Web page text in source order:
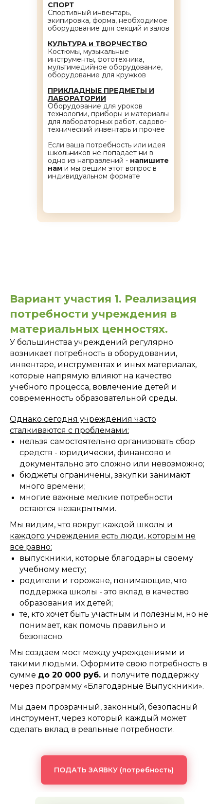
СПОРТ
Спортивный инвентарь,
экипировка, форма, необходимое
оборудование для секций и залов
КУЛЬТУРА и ТВОРЧЕСТВО
Костюмы, музыкальные
инструменты, фототехника,
мультимедийное оборудование,
оборудование для кружков
ПРИКЛАДНЫЕ ПРЕДМЕТЫ И
ЛАБОРАТОРИИ
Оборудование для уроков
технологии, приборы и материалы
для лабораторных работ, садово-
технический инвентарь и прочее
Если ваша потребность или идея
школьников не попадает ни в
одно из направлений - напишите
нам и мы решим этот вопрос в
индивидуальном формате
Вариант участия 1. Реализация
потребности учреждения в
материальных ценностях.
У большинства учреждений регулярно
возникает потребность в оборудовании,
инвентаре, инструментах и иных материалах,
которые напрямую влияют на качество
учебного процесса, вовлечение детей и
современность образовательной среды.
Однако сегодня учреждения часто
сталкиваются с проблемами:
нельзя самостоятельно организовать сбор
средств - юридически, финансово и
документально это сложно или невозможно;
бюджеты ограничены, закупки занимают
много времени;
многие важные мелкие потребности
остаются незакрытыми.
Мы видим, что вокруг каждой школы и
каждого учреждения есть люди, которым не
всё равно:
выпускники, которые благодарны своему
учебному месту;
родители и горожане, понимающие, что
поддержка школы - это вклад в качество
образования их детей;
те, кто хочет быть участным и полезным, но не
понимает, как помочь правильно и
безопасно.
Мы создаем мост между учреждениями и
такими людьми. Оформите свою потребность в
сумме до 20 000 руб. и получите поддержку
через программу «Благодарные Выпускники».
Мы даем прозрачный, законный, безопасный
инструмент, через который каждый может
сделать вклад в реальные потребности.
ПОДАТЬ ЗАЯВКУ (потребность)